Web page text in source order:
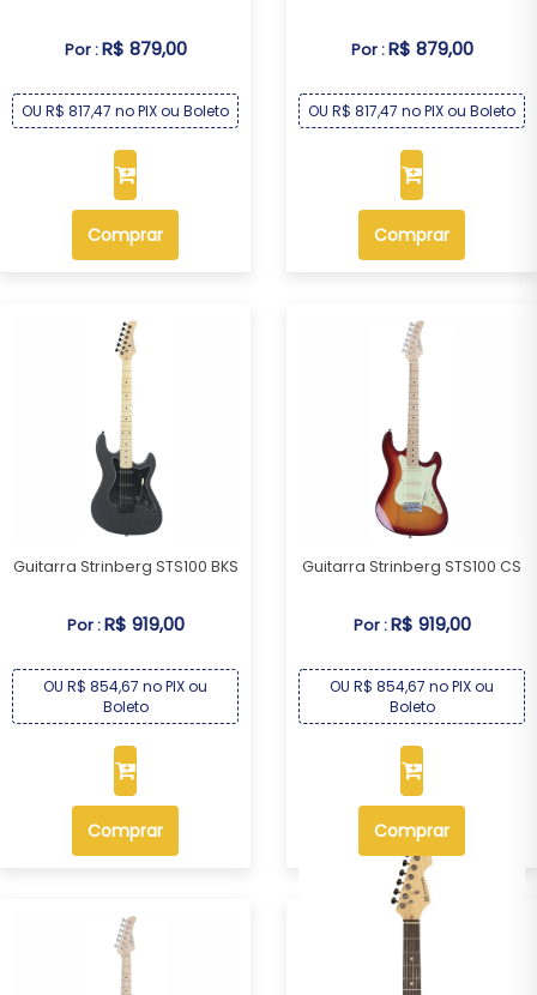
Por :R$ 879,00
OU R$ 817,47 no PIX ou Boleto
Comprar
Por :R$ 879,00
OU R$ 817,47 no PIX ou Boleto
Comprar
Guitarra Strinberg STS100 BKS
Por :R$ 919,00
OU R$ 854,67 no PIX ou
Boleto
Comprar
Guitarra Strinberg STS100 CS
Por :R$ 919,00
OU R$ 854,67 no PIX ou
Boleto
Comprar